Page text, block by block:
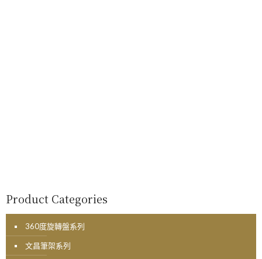
Product Categories
360度旋轉盤系列
文昌筆架系列